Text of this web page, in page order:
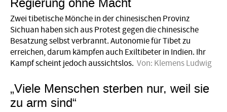
Zwei tibetische Mönche in der chinesischen Provinz
Sichuan haben sich aus Protest gegen die chinesische
Besatzung selbst verbrannt. Autonomie für Tibet zu
erreichen, darum kämpfen auch Exiltibeter in Indien. Ihr
Kampf scheint jedoch aussichtslos. Von: Klemens Ludwig
„Viele Menschen sterben nur, weil sie
zu arm sind“